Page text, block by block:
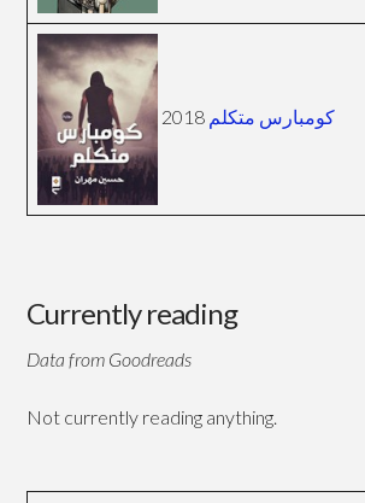
كومبارس متكلم
Currently reading
Data from Goodreads
Not currently reading anything.